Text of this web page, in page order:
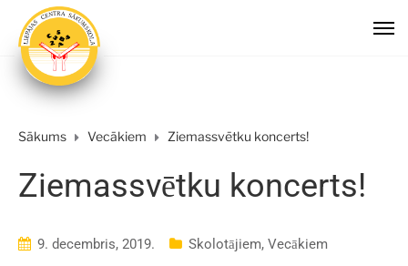
Sākums Vecākiem Ziemassvētku koncerts!
Ziemassvētku koncerts!
9. decembris, 2019. Skolotājiem, Vecākiem